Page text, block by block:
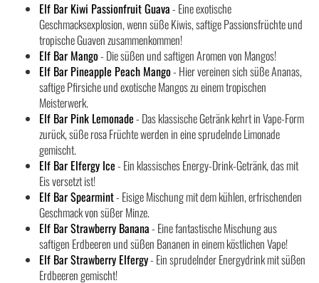
Elf Bar Kiwi Passionfruit Guava- Eine exotische
Geschmacksexplosion, wenn süße Kiwis, saftige Passionsfrüchte und
tropische Guaven zusammenkommen!
Elf Bar Mango- Die süßen und saftigen Aromen von Mangos!
Elf Bar Pineapple Peach Mango- Hier vereinen sich süße Ananas,
saftige Pfirsiche und exotische Mangos zu einem tropischen
Meisterwerk.
Elf Bar Pink Lemonade- Das klassische Getränk kehrt in Vape-Form
zurück, süße rosa Früchte werden in eine sprudelnde Limonade
gemischt.
Elf Bar Elfergy Ice- Ein klassisches Energy-Drink-Getränk, das mit
Eis versetzt ist!
Elf Bar Spearmint- Eisige Mischung mit dem kühlen, erfrischenden
Geschmack von süßer Minze.
Elf Bar Strawberry Banana- Eine fantastische Mischung aus
saftigen Erdbeeren und süßen Bananen in einem köstlichen Vape!
Elf Bar Strawberry Elfergy- Ein sprudelnder Energydrink mit süßen
Erdbeeren gemischt!